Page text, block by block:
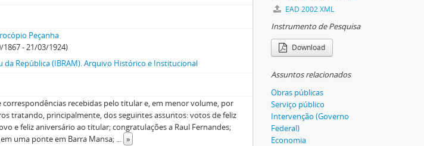
Peçanha
1867 - 21/03/1924)
da República (IBRAM). Arquivo Histórico e Institucional
correspondências recebidas pelo titular e, em menor volume, por
tratando, principalmente, dos seguintes assuntos: votos de feliz
e feliz aniversário ao titular; congratulações a Raul Fernandes;
uma ponte em Barra Mansa; ... »
EAD 2002 XML
Instrumento de Pesquisa
Download
Assuntos relacionados
Obras públicas
Serviço público
Intervenção (Governo
Federal)
Economia